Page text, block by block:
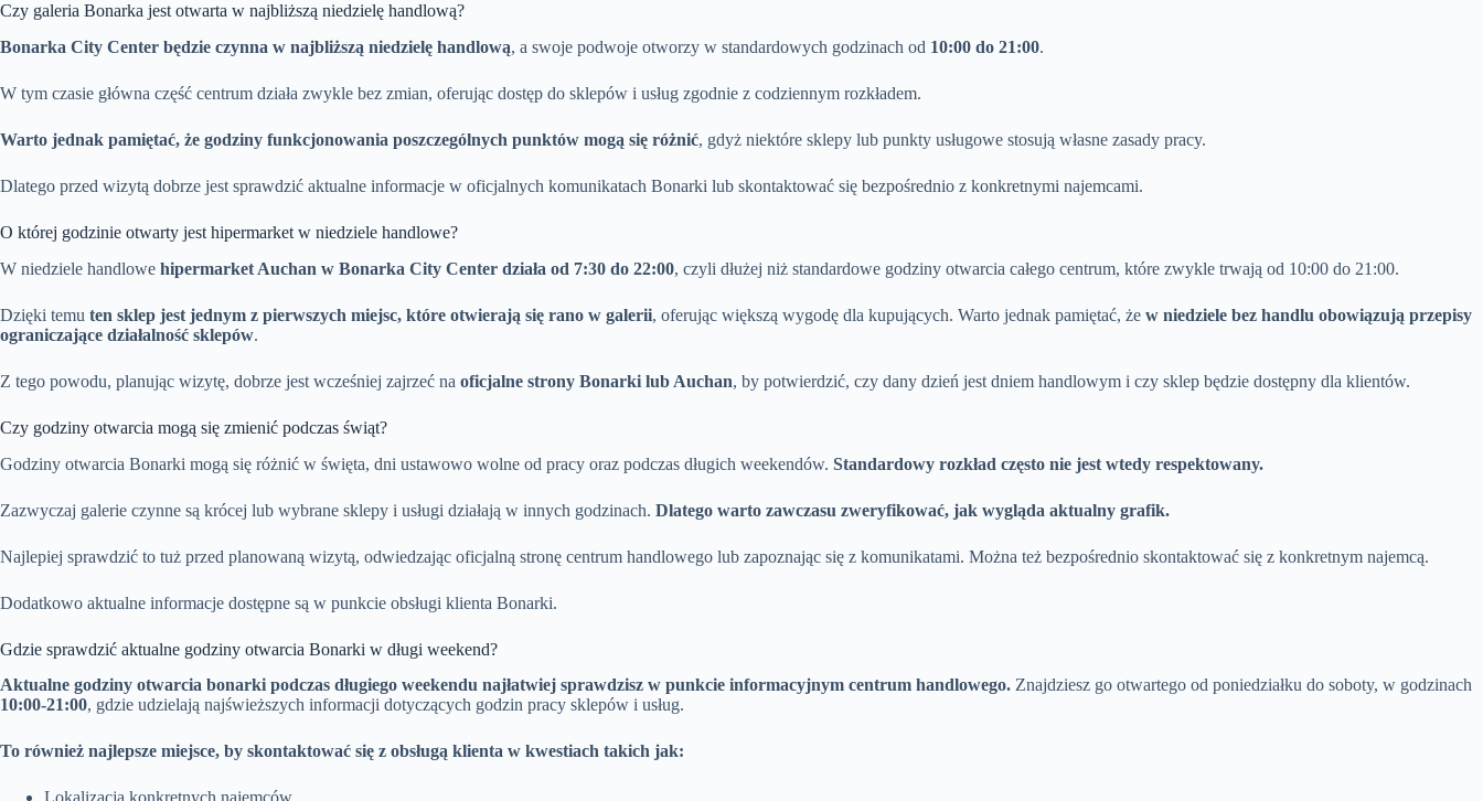
Czy galeria Bonarka jest otwarta w najbliższą niedzielę handlową?
Bonarka City Center będzie czynna w najbliższą niedzielę handlową, a swoje podwoje otworzy w standardowych godzinach od 10:00 do 21:00.
W tym czasie główna część centrum działa zwykle bez zmian, oferując dostęp do sklepów i usług zgodnie z codziennym rozkładem.
Warto jednak pamiętać, że godziny funkcjonowania poszczególnych punktów mogą się różnić, gdyż niektóre sklepy lub punkty usługowe stosują własne zasady pracy.
Dlatego przed wizytą dobrze jest sprawdzić aktualne informacje w oficjalnych komunikatach Bonarki lub skontaktować się bezpośrednio z konkretnymi najemcami.
O której godzinie otwarty jest hipermarket w niedziele handlowe?
W niedziele handlowe hipermarket Auchan w Bonarka City Center działa od 7:30 do 22:00, czyli dłużej niż standardowe godziny otwarcia całego centrum, które zwykle trwają od 10:00 do 21:00.
Dzięki temu ten sklep jest jednym z pierwszych miejsc, które otwierają się rano w galerii, oferując większą wygodę dla kupujących. Warto jednak pamiętać, że w niedziele bez handlu obowiązują przepisy
ograniczające działalność sklepów.
Z tego powodu, planując wizytę, dobrze jest wcześniej zajrzeć na oficjalne strony Bonarki lub Auchan, by potwierdzić, czy dany dzień jest dniem handlowym i czy sklep będzie dostępny dla klientów.
Czy godziny otwarcia mogą się zmienić podczas świąt?
Godziny otwarcia Bonarki mogą się różnić w święta, dni ustawowo wolne od pracy oraz podczas długich weekendów. Standardowy rozkład często nie jest wtedy respektowany.
Zazwyczaj galerie czynne są krócej lub wybrane sklepy i usługi działają w innych godzinach. Dlatego warto zawczasu zweryfikować, jak wygląda aktualny grafik.
Najlepiej sprawdzić to tuż przed planowaną wizytą, odwiedzając oficjalną stronę centrum handlowego lub zapoznając się z komunikatami. Można też bezpośrednio skontaktować się z konkretnym najemcą.
Dodatkowo aktualne informacje dostępne są w punkcie obsługi klienta Bonarki.
Gdzie sprawdzić aktualne godziny otwarcia Bonarki w długi weekend?
Aktualne godziny otwarcia bonarki podczas długiego weekendu najłatwiej sprawdzisz w punkcie informacyjnym centrum handlowego. Znajdziesz go otwartego od poniedziałku do soboty, w godzinach
10:00-21:00, gdzie udzielają najświeższych informacji dotyczących godzin pracy sklepów i usług.
To również najlepsze miejsce, by skontaktować się z obsługą klienta w kwestiach takich jak: